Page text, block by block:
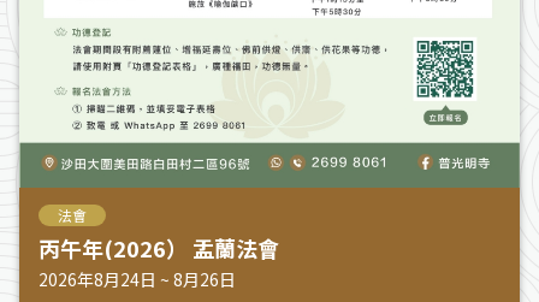
法會
丙午年(2026） 盂蘭法會
2026年8月24日 ~ 8月26日